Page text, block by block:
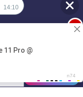
14:10
14:10
1